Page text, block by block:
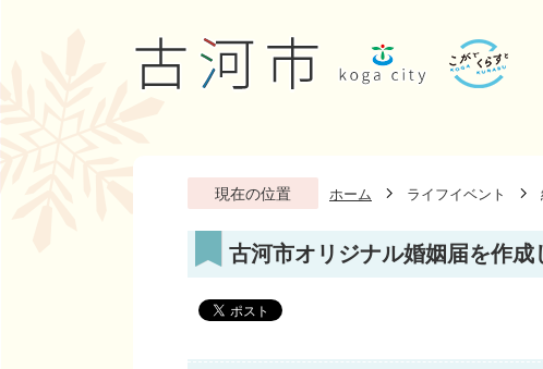
現在の位置 ホーム ライフイベント
古河市オリジナル婚姻届を作成